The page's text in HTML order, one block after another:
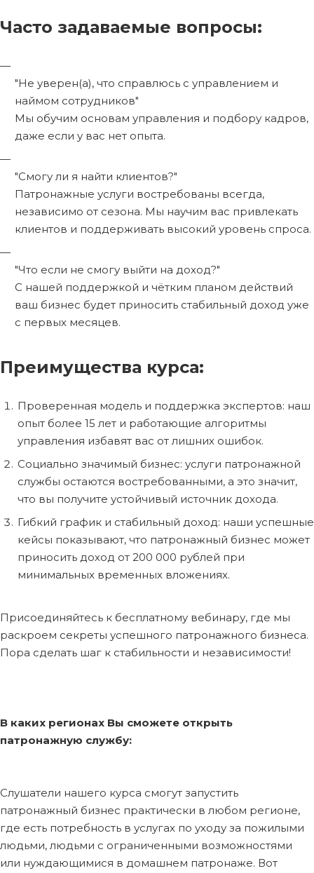
Часто задаваемые вопросы:
"Не уверен(а), что справлюсь с управлением и
наймом сотрудников"
Мы обучим основам управления и подбору кадров,
даже если у вас нет опыта.
"Смогу ли я найти клиентов?"
Патронажные услуги востребованы всегда,
независимо от сезона. Мы научим вас привлекать
клиентов и поддерживать высокий уровень спроса.
"Что если не смогу выйти на доход?"
С нашей поддержкой и чётким планом действий
ваш бизнес будет приносить стабильный доход уже
с первых месяцев.
Преимущества курса:
Проверенная модель и поддержка экспертов: наш
опыт более 15 лет и работающие алгоритмы
управления избавят вас от лишних ошибок.
Социально значимый бизнес: услуги патронажной
службы остаются востребованными, а это значит,
что вы получите устойчивый источник дохода.
Гибкий график и стабильный доход: наши успешные
кейсы показывают, что патронажный бизнес может
приносить доход от 200 000 рублей при
минимальных временных вложениях.
Присоединяйтесь к бесплатному вебинару, где мы
раскроем секреты успешного патронажного бизнеса.
Пора сделать шаг к стабильности и независимости!
В каких регионах Вы сможете открыть
патронажную службу:
Слушатели нашего курса смогут запустить
патронажный бизнес практически в любом регионе,
где есть потребность в услугах по уходу за пожилыми
людьми, людьми с ограниченными возможностями
или нуждающимися в домашнем патронаже. Вот